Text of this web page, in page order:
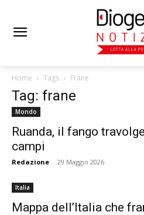
Home Tags Frane
Tag: frane
Mondo
Ruanda, il fango
campi
Redazione - 29 Maggio 2026
Italia
Mappa dell’Italia che